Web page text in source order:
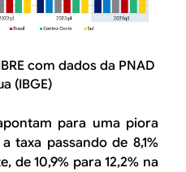
com dados da PNAD
(IBGE)
para uma piora
taxa passando de 8,1%
de 10,9% para 12,2% na